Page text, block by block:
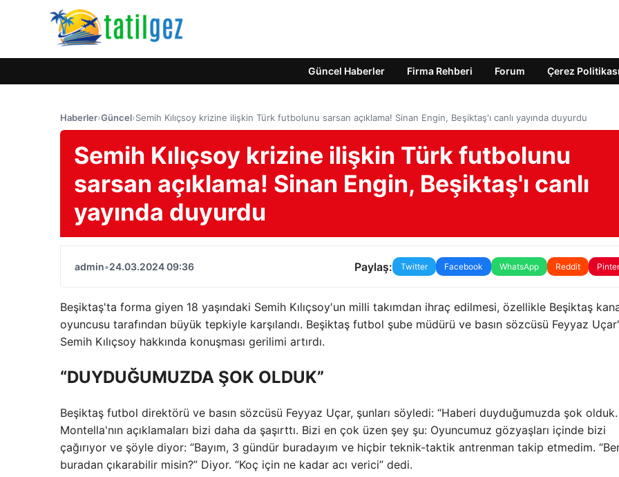
Güncel Haberler Firma Rehberi Forum Çerez Politikası
Haberler›Güncel›Semih Kılıçsoy krizine ilişkin Türk futbolunu sarsan açıklama! Sinan Engin, Beşiktaş'ı canlı yayında duyurdu
Semih Kılıçsoy krizine ilişkin Türk futbolunu
sarsan açıklama! Sinan Engin, Beşiktaş'ı canlı
yayında duyurdu
admin•24.03.2024 09:36 Paylaş: Twitter Facebook WhatsApp Reddit
Beşiktaş'ta forma giyen 18 yaşındaki Semih Kılıçsoy'un milli takımdan ihraç edilmesi, özellikle Beşiktaş
oyuncusu tarafından büyük tepkiyle karşılandı. Beşiktaş futbol şube müdürü ve basın sözcüsü Feyyaz
Semih Kılıçsoy hakkında konuşması gerilimi artırdı.
“DUYDUĞUMUZDA ŞOK OLDUK”
Beşiktaş futbol direktörü ve basın sözcüsü Feyyaz Uçar, şunları söyledi: “Haberi duyduğumuzda şok olduk.
Montella'nın açıklamaları bizi daha da şaşırttı. Bizi en çok üzen şey şu: Oyuncumuz gözyaşları içinde bizi
çağırıyor ve şöyle diyor: “Bayım, 3 gündür buradayım ve hiçbir teknik-taktik antrenman takip etmedim.
buradan çıkarabilir misin?” Diyor. “Koç için ne kadar acı verici” dedi.